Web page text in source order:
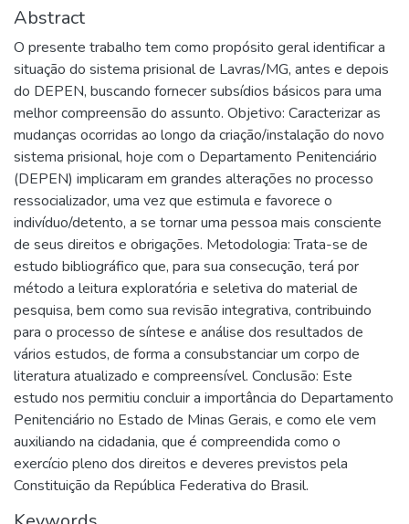
Abstract
O presente trabalho tem como propósito geral identificar a
situação do sistema prisional de Lavras/MG, antes e depois
do DEPEN, buscando fornecer subsídios básicos para uma
melhor compreensão do assunto. Objetivo: Caracterizar as
mudanças ocorridas ao longo da criação/instalação do novo
sistema prisional, hoje com o Departamento Penitenciário
(DEPEN) implicaram em grandes alterações no processo
ressocializador, uma vez que estimula e favorece o
indivíduo/detento, a se tornar uma pessoa mais consciente
de seus direitos e obrigações. Metodologia: Trata-se de
estudo bibliográfico que, para sua consecução, terá por
método a leitura exploratória e seletiva do material de
pesquisa, bem como sua revisão integrativa, contribuindo
para o processo de síntese e análise dos resultados de
vários estudos, de forma a consubstanciar um corpo de
literatura atualizado e compreensível. Conclusão: Este
estudo nos permitiu concluir a importância do Departamento
Penitenciário no Estado de Minas Gerais, e como ele vem
auxiliando na cidadania, que é compreendida como o
exercício pleno dos direitos e deveres previstos pela
Constituição da República Federativa do Brasil.